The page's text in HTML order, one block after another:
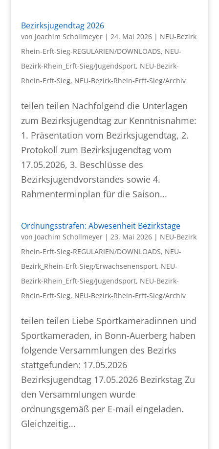
Bezirksjugendtag 2026
von Joachim Schollmeyer| 24. Mai 2026| NEU-Bezirk
Rhein-Erft-Sieg-REGULARIEN/DOWNLOADS, NEU-
Bezirk-Rhein_Erft-Sieg/Jugendsport, NEU-Bezirk-
Rhein-Erft-Sieg, NEU-Bezirk-Rhein-Erft-Sieg/Archiv
teilen teilen Nachfolgend die Unterlagen
zum Bezirksjugendtag zur Kenntnisnahme:
1. Präsentation vom Bezirksjugendtag, 2.
Protokoll zum Bezirksjugendtag vom
17.05.2026, 3. Beschlüsse des
Bezirksjugendvorstandes sowie 4.
Rahmenterminplan für die Saison...
Ordnungsstrafen: Abwesenheit Bezirkstage
von Joachim Schollmeyer| 23. Mai 2026| NEU-Bezirk
Rhein-Erft-Sieg-REGULARIEN/DOWNLOADS, NEU-
Bezirk_Rhein-Erft-Sieg/Erwachsenensport, NEU-
Bezirk-Rhein_Erft-Sieg/Jugendsport, NEU-Bezirk-
Rhein-Erft-Sieg, NEU-Bezirk-Rhein-Erft-Sieg/Archiv
teilen teilen Liebe Sportkameradinnen und
Sportkameraden, in Bonn-Auerberg haben
folgende Versammlungen des Bezirks
stattgefunden: 17.05.2026
Bezirksjugendtag 17.05.2026 Bezirkstag Zu
den Versammlungen wurde
ordnungsgemäß per E-mail eingeladen.
Gleichzeitig...